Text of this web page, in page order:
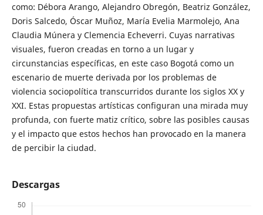
como: Débora Arango, Alejandro Obregón, Beatriz González,
Doris Salcedo, Óscar Muñoz, María Evelia Marmolejo, Ana
Claudia Múnera y Clemencia Echeverri. Cuyas narrativas
visuales, fueron creadas en torno a un lugar y
circunstancias específicas, en este caso Bogotá como un
escenario de muerte derivada por los problemas de
violencia sociopolítica transcurridos durante los siglos XX y
XXI. Estas propuestas artísticas configuran una mirada muy
profunda, con fuerte matiz crítico, sobre las posibles causas
y el impacto que estos hechos han provocado en la manera
de percibir la ciudad.
Descargas